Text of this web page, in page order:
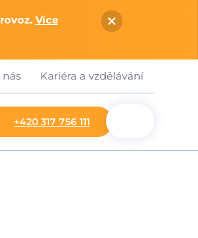
Více
nás Kariéra a vzdělávání
+420 317 756 111